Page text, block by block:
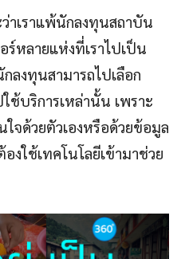
าเราแพ้นักลงทุนสถาบัน
ร์หลายแห่งที่เราไปเป็น
ลงทุนสามารถไปเลือก
ช้บริการเหล่านั้น เพราะ
จด้วยตัวเองหรือด้วยข้อมูล
งใช้เทคโนโลยีเข้ามาช่วย